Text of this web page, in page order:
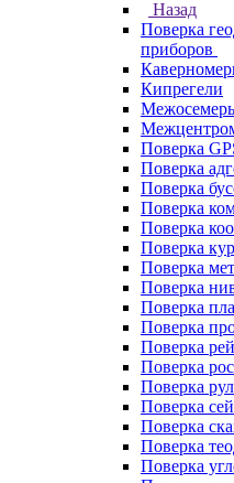
Назад
Поверка
приборов
Кипрегели
Поверка
Поверка
Поверка
Поверка
Поверка
Поверка
Поверка
Поверка
Поверка
Поверка
Поверка
Поверка
Поверка
Поверка
Поверка
Поверка
Поверка